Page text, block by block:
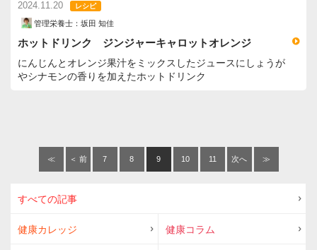
2024.11.20 レシピ
管理栄養士：坂田 知佳
ホットドリンク ジンジャーキャロットオレンジ
にんじんとオレンジ果汁をミックスしたジュースにしょうが
やシナモンの香りを加えたホットドリンク
≪ ＜ 前 7 8 9 10 11 次へ ≫
すべての記事
健康カレッジ 健康コラム